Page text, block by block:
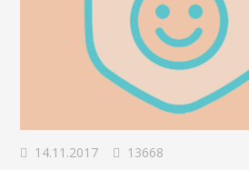
14.11.2017 13668